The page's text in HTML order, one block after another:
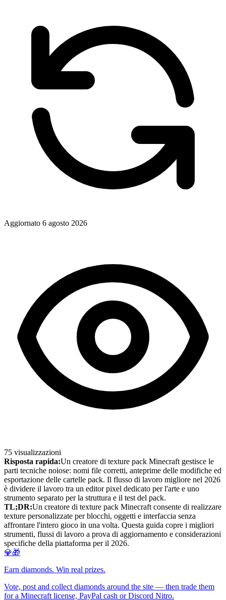
Aggiornato 6 agosto 2026
75 visualizzazioni
Risposta rapida:Un creatore di texture pack Minecraft gestisce le
parti tecniche noiose: nomi file corretti, anteprime delle modifiche ed
esportazione delle cartelle pack. Il flusso di lavoro migliore nel 2026
è dividere il lavoro tra un editor pixel dedicato per l'arte e uno
strumento separato per la struttura e il test del pack.
TL;DR:Un creatore di texture pack Minecraft consente di realizzare
texture personalizzate per blocchi, oggetti e interfaccia senza
affrontare l'intero gioco in una volta. Questa guida copre i migliori
strumenti, flussi di lavoro a prova di aggiornamento e considerazioni
specifiche della piattaforma per il 2026.
💎🎁
Earn diamonds. Win real prizes.
Vote, post and collect diamonds around the site — then trade them
for a Minecraft license, PayPal cash or Discord Nitro.